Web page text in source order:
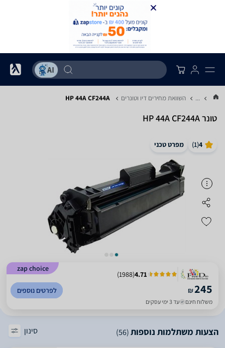
... השוואת מחירים דיו וטונרים HP 44A CF244A
‏טונר HP 44A CF244A
4
(
1
) מפרט טכני
zap choice
4.71
(
1988
)
₪245
משלוח חינם עד 3 ימי עסקים
לפרטים נוספים
הצעות משתלמות נוספות(56) סינון